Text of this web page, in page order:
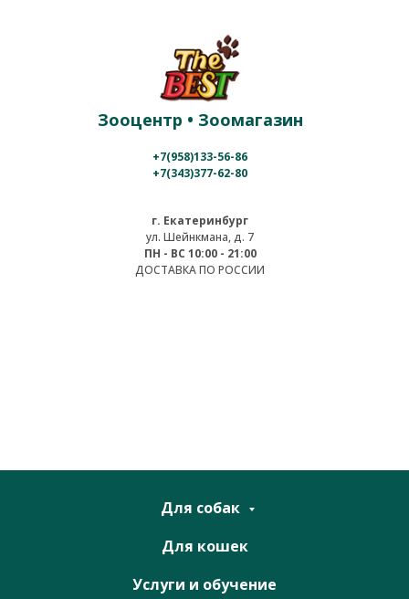
Зооцентр • Зоомагазин
+7(958)133-56-86
+7(343)377-62-80
г. Екатеринбург
ул. Шейнкмана, д. 7
ПН - ВС 10:00 - 21:00
ДОСТАВКА ПО РОССИИ
Для собак
Для кошек
Услуги и обучение